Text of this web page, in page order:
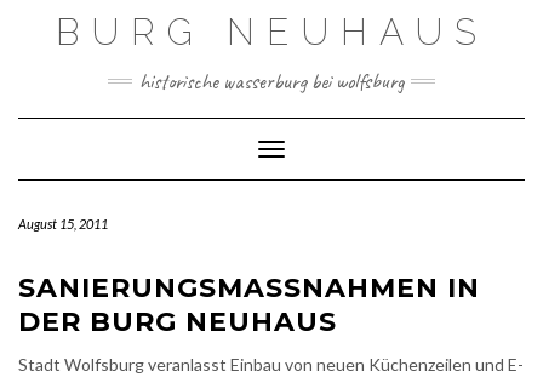
BURG NEUHAUS
historische wasserburg bei wolfsburg
Toggle Navigation
August 15, 2011
SANIERUNGSMASSNAHMEN IN D
ER BURG NEUHAUS
Stadt Wolfsburg veranlasst Einbau von neuen Küchenzeilen und E-